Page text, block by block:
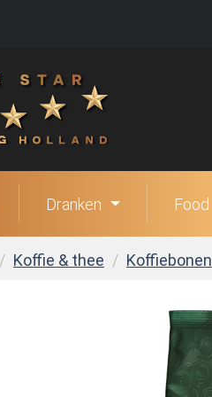
Dranken Food
Koffie & thee Koffiebonen